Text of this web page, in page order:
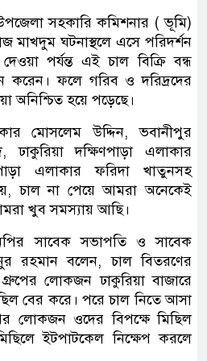
সহকারি কমিশনার ( ভূমি)
মাখদুম ঘটনাস্থলে এসে পরিদর্শন
পর্যন্ত এই চাল বিক্রি বন্ধ
করেন। ফলে গরিব ও দরিদ্রদের
অনিশ্চিত হয়ে পড়েছে।
মোসলেম উদ্দিন, ভবানীপুর
ঢাকুরিয়া দক্ষিণপাড়া এলাকার
এলাকার ফরিদা খাতুনসহ
চাল না পেয়ে আমরা অনেকেই
খুব সমস্যায় আছি।
সাবেক সভাপতি ও সাবেক
রহমান বলেন, চাল বিতরণের
লোকজন ঢাকুরিয়া বাজারে
বের করে। পরে চাল নিতে আসা
লোকজন ওদের বিপক্ষে মিছিল
ইটপাটকেল নিক্ষেপ করলে